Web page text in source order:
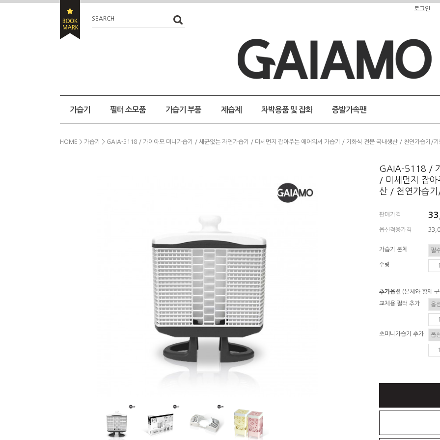
SEARCH
로그인
가습기 필터 소모품 가습기 부품 제습제 차박용품 및 잡화 증발가속팬
HOME > 가습기 > GAIA-5118 / 가이아모 미니가습기 / 세균없는 자연가습기 / 미세먼지 잡아주는 에어워셔 가습기 / 기화식 전문 국내생산 / 천연가습기/기
GAIA-5118 /
/ 미세먼지 잡
산 / 천연가습
판매가격
옵션적용가격
가습기 본체
수량
추가옵션 (본체와 함께
교체용 필터 추가
초미니가습기 추가